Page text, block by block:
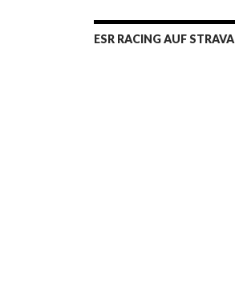
ESR RACING AUF STRAVA